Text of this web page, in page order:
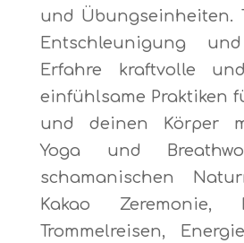
und Übungseinheiten.
Entschleunigung
Erfahre kraftvolle
einfühlsame Praktiken
und deinen Körper
Yoga und
schamanischen
Kakao Zeremonie,
Trommelreisen,